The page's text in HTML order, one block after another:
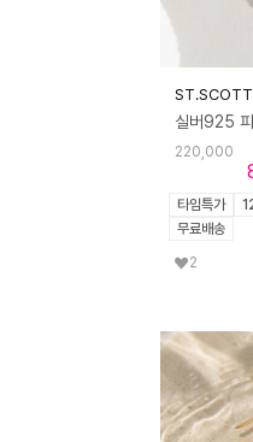
ST.SCOTT
220,000
타임특가
무료배송
2